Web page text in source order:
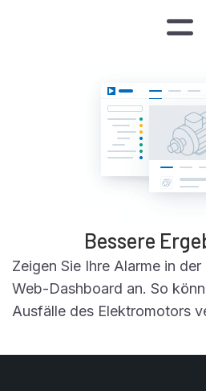
Bessere
Zeigen Sie Ihre Alarme in
Web-Dashboard an. So
Ausfälle des Elektromotors